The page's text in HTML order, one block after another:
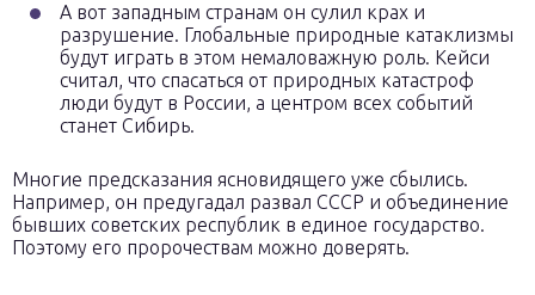
А вот западным странам он сулил крах и
разрушение. Глобальные природные катаклизмы
будут играть в этом немаловажную роль. Кейси
считал, что спасаться от природных катастроф
люди будут в России, а центром всех событий
станет Сибирь.
Многие предсказания ясновидящего уже сбылись.
Например, он предугадал развал СССР и объединение
бывших советских республик в единое государство.
Поэтому его пророчествам можно доверять.